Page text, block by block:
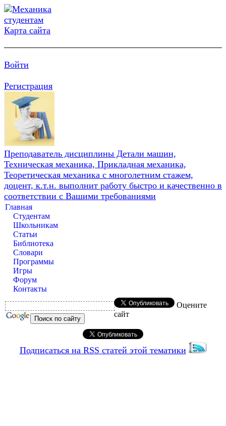
Карта сайта
Войти
Регистрация
Преподаватель дисциплины Детали машин,
Техническая механика, Прикладная механика,
Теоретическая механика с многолетним стажем,
доцент, к.т.н. выполнит работу быстро и качественно в
соответствии с Вашими требованиями
Главная
Студентам
Школьникам
Статьи
Библиотека
Словари
Программы
Игры
Форум
Контакты
Оцените
сайт
Подписаться на RSS статей этой тематики